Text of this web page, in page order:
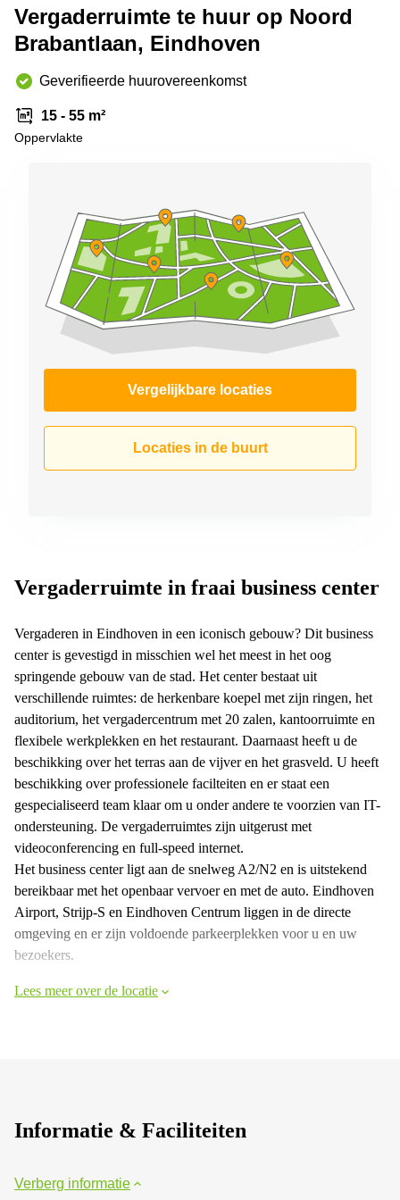
Arnhem
Kantoorruimte
Coworking
space
Hilversum
Coworking
Haarlem
Kantoor
Huren
Hengelo
Bedrijfsruimte
Nijmegen
Vergaderruimte te huur op Noord
Brabantlaan, Eindhoven
Geverifieerde huurovereenkomst
15 - 55 m²
Oppervlakte
Vergelijkbare locaties
Locaties in de buurt
Vergaderruimte in fraai business center
Vergaderen in Eindhoven in een iconisch gebouw? Dit business
center is gevestigd in misschien wel het meest in het oog
springende gebouw van de stad. Het center bestaat uit
verschillende ruimtes: de herkenbare koepel met zijn ringen, het
auditorium, het vergadercentrum met 20 zalen, kantoorruimte en
flexibele werkplekken en het restaurant. Daarnaast heeft u de
beschikking over het terras aan de vijver en het grasveld. U heeft
beschikking over professionele facilteiten en er staat een
gespecialiseerd team klaar om u onder andere te voorzien van IT-
ondersteuning. De vergaderruimtes zijn uitgerust met
videoconferencing en full-speed internet.
Het business center ligt aan de snelweg A2/N2 en is uitstekend
bereikbaar met het openbaar vervoer en met de auto. Eindhoven
Airport, Strijp-S en Eindhoven Centrum liggen in de directe
omgeving en er zijn voldoende parkeerplekken voor u en uw
bezoekers.
Lees meer over de locatie
Informatie & Faciliteiten
Verberg informatie